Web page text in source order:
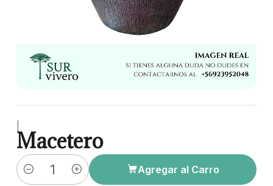
Macetero
Cantidad
Agregar al Carro